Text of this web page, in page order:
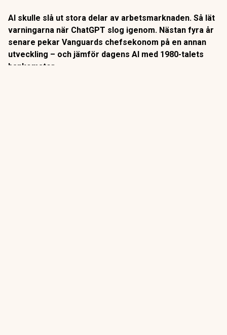
AI skulle slå ut stora delar av arbetsmarknaden. Så lät
varningarna när ChatGPT slog igenom. Nästan fyra år
senare pekar Vanguards chefsekonom på en annan
utveckling – och jämför dagens AI med 1980-talets
bankomater.